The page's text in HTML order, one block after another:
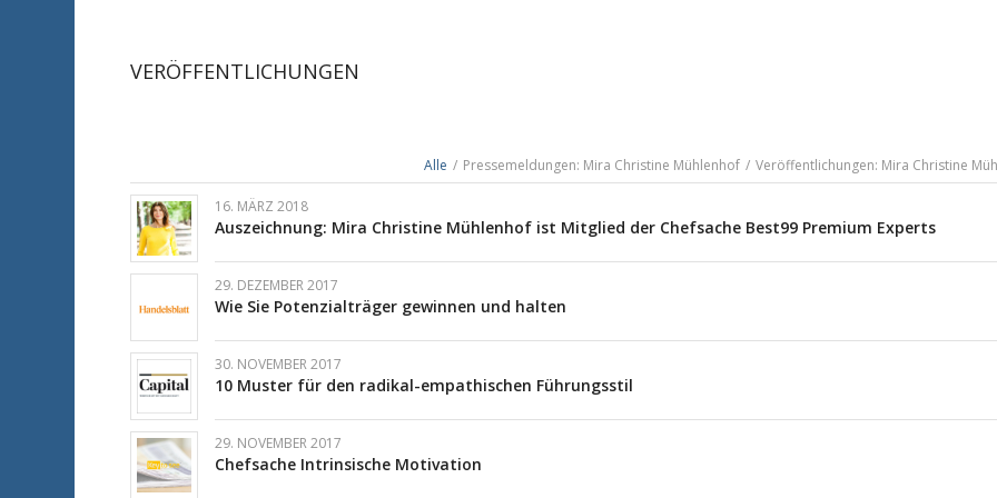
VERÖFFENTLICHUNGEN
Alle / Pressemeldungen: Mira Christine Mühlenhof / Veröffentlichungen: Mira Christine
16. MÄRZ 2018
Auszeichnung: Mira Christine Mühlenhof ist Mitglied der Chefsache Best99 Premium Experts
29. DEZEMBER 2017
Wie Sie Potenzialträger gewinnen und halten
30. NOVEMBER 2017
10 Muster für den radikal-empathischen Führungsstil
29. NOVEMBER 2017
Chefsache Intrinsische Motivation